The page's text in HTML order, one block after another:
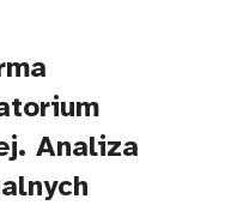
Analiza